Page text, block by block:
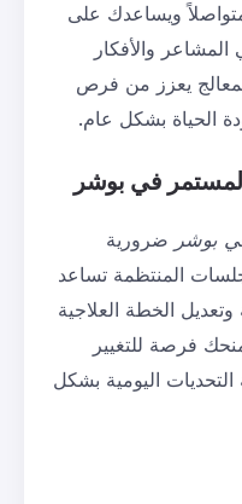
ويساعدك على
والأفكار
يعزز من فرص
الحياة بشكل عام.
في بوشر
بوشر ضرورية
المنتظمة تساعد
الخطة العلاجية
فرصة للتغيير
اليومية بشكل